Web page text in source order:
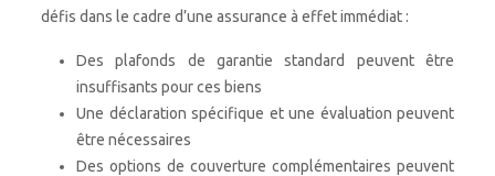
défis dans le cadre d’une assurance à effet immédiat :
Des plafonds de garantie standard peuvent être
insuffisants pour ces biens
Une déclaration spécifique et une évaluation peuvent
être nécessaires
Des options de couverture complémentaires peuvent